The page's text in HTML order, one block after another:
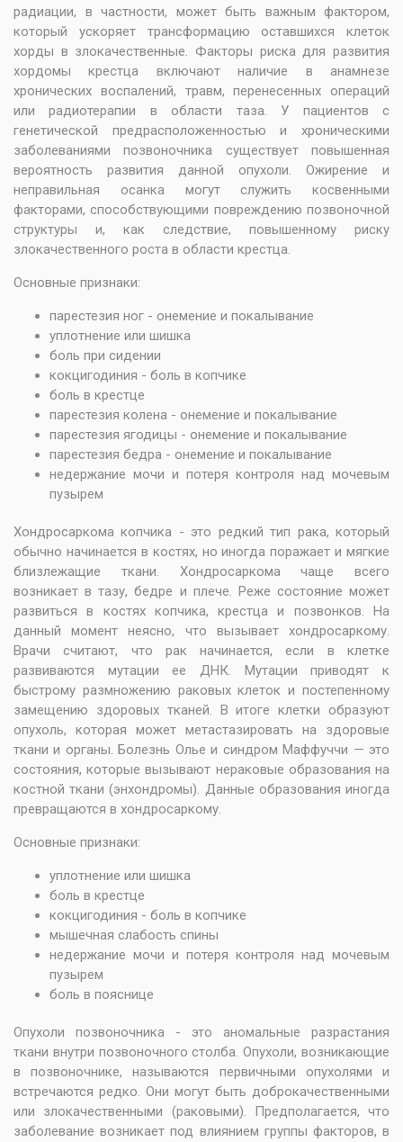
радиации, в частности, может быть важным фактором,
который ускоряет трансформацию оставшихся клеток
хорды в злокачественные. Факторы риска для развития
хордомы крестца включают наличие в анамнезе
хронических воспалений, травм, перенесенных операций
или радиотерапии в области таза. У пациентов с
генетической предрасположенностью и хроническими
заболеваниями позвоночника существует повышенная
вероятность развития данной опухоли. Ожирение и
неправильная осанка могут служить косвенными
факторами, способствующими повреждению позвоночной
структуры и, как следствие, повышенному риску
злокачественного роста в области крестца.
Основные признаки:
парестезия ног - онемение и покалывание
уплотнение или шишка
боль при сидении
кокцигодиния - боль в копчике
боль в крестце
парестезия колена - онемение и покалывание
парестезия ягодицы - онемение и покалывание
парестезия бедра - онемение и покалывание
недержание мочи и потеря контроля над мочевым
пузырем
Хондросаркома копчика - это редкий тип рака, который
обычно начинается в костях, но иногда поражает и мягкие
близлежащие ткани. Хондросаркома чаще всего
возникает в тазу, бедре и плече. Реже состояние может
развиться в костях копчика, крестца и позвонков. На
данный момент неясно, что вызывает хондросаркому.
Врачи считают, что рак начинается, если в клетке
развиваются мутации ее ДНК. Мутации приводят к
быстрому размножению раковых клеток и постепенному
замещению здоровых тканей. В итоге клетки образуют
опухоль, которая может метастазировать на здоровые
ткани и органы. Болезнь Олье и синдром Маффуччи — это
состояния, которые вызывают нераковые образования на
костной ткани (энхондромы). Данные образования иногда
превращаются в хондросаркому.
Основные признаки:
уплотнение или шишка
боль в крестце
кокцигодиния - боль в копчике
мышечная слабость спины
недержание мочи и потеря контроля над мочевым
пузырем
боль в пояснице
Опухоли позвоночника - это аномальные разрастания
ткани внутри позвоночного столба. Опухоли, возникающие
в позвоночнике, называются первичными опухолями и
встречаются редко. Они могут быть доброкачественными
или злокачественными (раковыми). Предполагается, что
заболевание возникает под влиянием группы факторов, в